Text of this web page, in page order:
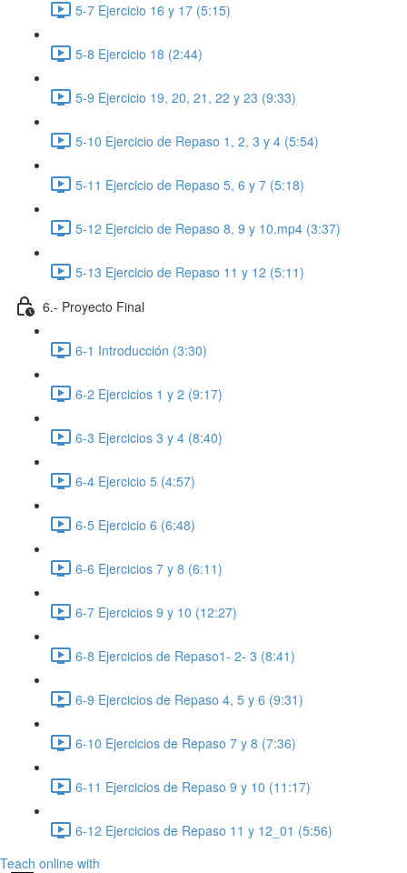
5-7 Ejercicio 16 y 17 (5:15)
5-8 Ejercicio 18 (2:44)
5-9 Ejercicio 19, 20, 21, 22 y 23 (9:33)
5-10 Ejercicio de Repaso 1, 2, 3 y 4 (5:54)
5-11 Ejercicio de Repaso 5, 6 y 7 (5:18)
5-12 Ejercicio de Repaso 8, 9 y 10.mp4 (3:37)
5-13 Ejercicio de Repaso 11 y 12 (5:11)
6.- Proyecto Final
6-1 Introducción (3:30)
6-2 Ejercicios 1 y 2 (9:17)
6-3 Ejercicios 3 y 4 (8:40)
6-4 Ejercicio 5 (4:57)
6-5 Ejercicio 6 (6:48)
6-6 Ejercicios 7 y 8 (6:11)
6-7 Ejercicios 9 y 10 (12:27)
6-8 Ejercicios de Repaso1- 2- 3 (8:41)
6-9 Ejercicios de Repaso 4, 5 y 6 (9:31)
6-10 Ejercicios de Repaso 7 y 8 (7:36)
6-11 Ejercicios de Repaso 9 y 10 (11:17)
6-12 Ejercicios de Repaso 11 y 12_01 (5:56)
Teach online with